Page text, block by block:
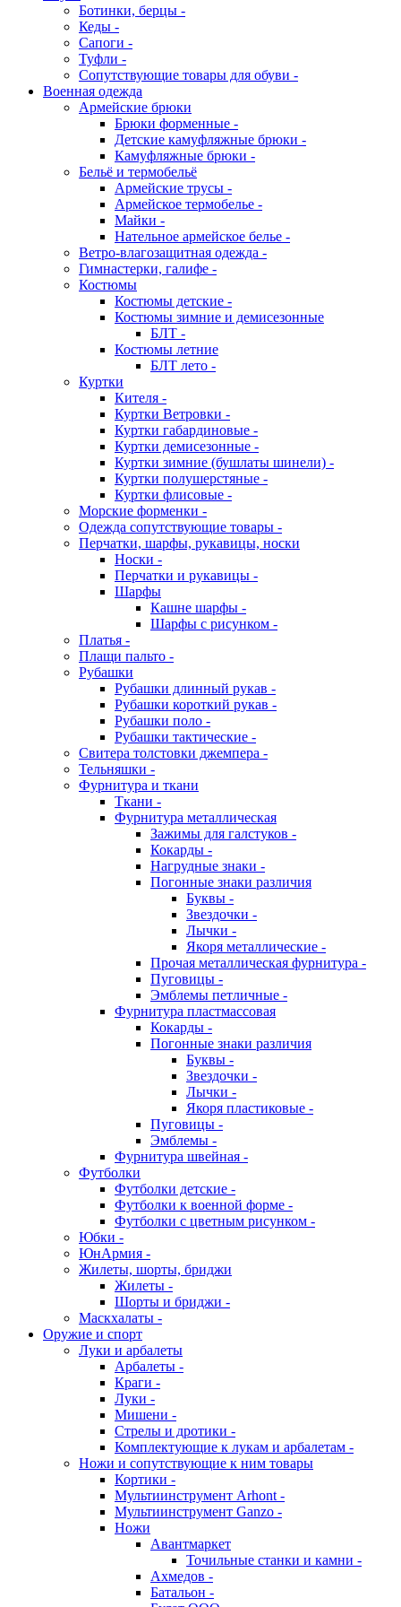
Ботинки, берцы -
Кеды -
Сапоги -
Туфли -
Сопутствующие товары для обуви -
Военная одежда
Армейские брюки
Брюки форменные -
Детские камуфляжные брюки -
Камуфляжные брюки -
Бельё и термобельё
Армейские трусы -
Армейское термобелье -
Майки -
Нательное армейское белье -
Ветро-влагозащитная одежда -
Гимнастерки, галифе -
Костюмы
Костюмы детские -
Костюмы зимние и демисезонные
БЛТ -
Костюмы летние
БЛТ лето -
Куртки
Кителя -
Куртки Ветровки -
Куртки габардиновые -
Куртки демисезонные -
Куртки зимние (бушлаты шинели) -
Куртки полушерстяные -
Куртки флисовые -
Морские форменки -
Одежда сопутствующие товары -
Перчатки, шарфы, рукавицы, носки
Носки -
Перчатки и рукавицы -
Шарфы
Кашне шарфы -
Шарфы с рисунком -
Платья -
Плащи пальто -
Рубашки
Рубашки длинный рукав -
Рубашки короткий рукав -
Рубашки поло -
Рубашки тактические -
Свитера толстовки джемпера -
Тельняшки -
Фурнитура и ткани
Ткани -
Фурнитура металлическая
Зажимы для галстуков -
Кокарды -
Нагрудные знаки -
Погонные знаки различия
Буквы -
Звездочки -
Лычки -
Якоря металлические -
Прочая металлическая фурнитура -
Пуговицы -
Эмблемы петличные -
Фурнитура пластмассовая
Кокарды -
Погонные знаки различия
Буквы -
Звездочки -
Лычки -
Якоря пластиковые -
Пуговицы -
Эмблемы -
Фурнитура швейная -
Футболки
Футболки детские -
Футболки к военной форме -
Футболки с цветным рисунком -
Юбки -
ЮнАрмия -
Жилеты, шорты, бриджи
Жилеты -
Шорты и бриджи -
Маскхалаты -
Оружие и спорт
Луки и арбалеты
Арбалеты -
Краги -
Луки -
Мишени -
Стрелы и дротики -
Комплектующие к лукам и арбалетам -
Ножи и сопутствующие к ним товары
Кортики -
Мультиинструмент Arhont -
Мультиинструмент Ganzo -
Ножи
Авантмаркет
Точильные станки и камни -
Ахмедов -
Батальон -